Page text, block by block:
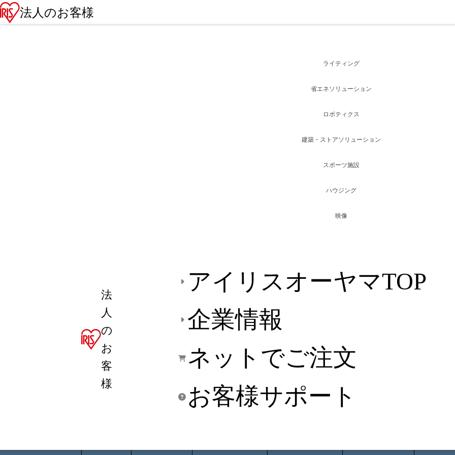
法人のお客様
法
人
の
お
客
様
アイリスオーヤマTOP
企業情報
ネットでご注文
お客様サポート
ライティング
省エネソリューション
ロボティクス
建築・ストアソリューション
スポーツ施設
ハウジング
映像